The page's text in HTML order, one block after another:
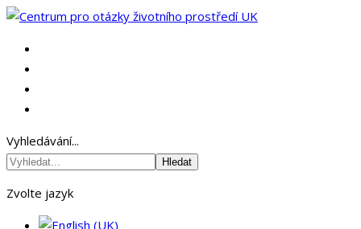
Vyhledávání...
Hledat
Zvolte jazyk